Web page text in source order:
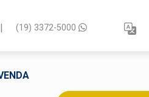
| (19) 3372-5000